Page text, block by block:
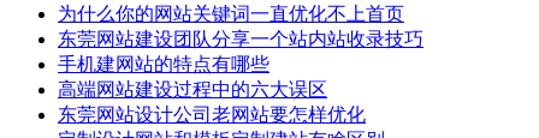
为什么你的网站关键词一直优化不上首页
东莞网站建设团队分享一个站内站收录技巧
手机建网站的特点有哪些
高端网站建设过程中的六大误区
东莞网站设计公司老网站要怎样优化